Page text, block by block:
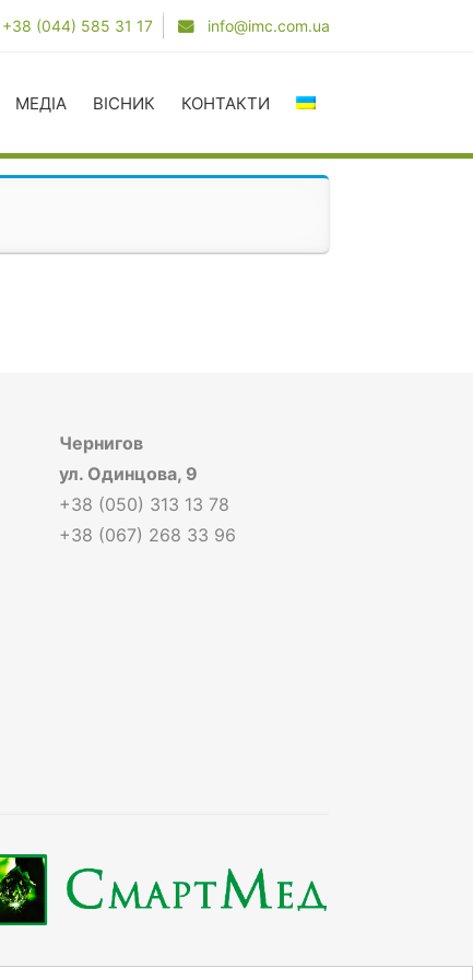
+38 (044) 585 31 17 info@imc.com.ua
МЕДІА ВІСНИК КОНТАКТИ
Чернигов
ул. Одинцова, 9
+38 (050) 313 13 78
+38 (067) 268 33 96